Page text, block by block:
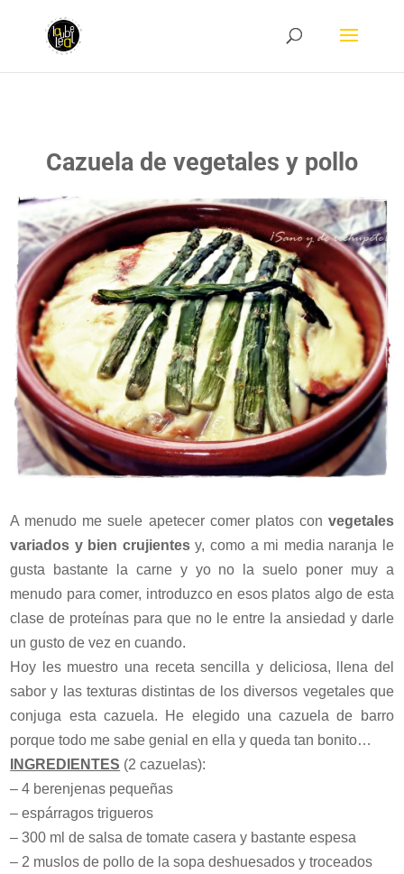
Cazuela de vegetales y pollo
A menudo me suele apetecer comer platos con vegetales
variados y bien crujientesy, como a mi media naranja le
gusta bastante la carne y yo no la suelo poner muy a
menudo para comer, introduzco en esos platos algo de esta
clase de proteínas para que no le entre la ansiedad y darle
un gusto de vez en cuando.
Hoy les muestro una receta sencilla y deliciosa, llena del
sabor y las texturas distintas de los diversos vegetales que
conjuga esta cazuela. He elegido una cazuela de barro
porque todo me sabe genial en ella y queda tan bonito…
INGREDIENTES (2 cazuelas):
– 4 berenjenas pequeñas
– espárragos trigueros
– 300 ml de salsa de tomate casera y bastante espesa
– 2 muslos de pollo de la sopa deshuesados y troceados